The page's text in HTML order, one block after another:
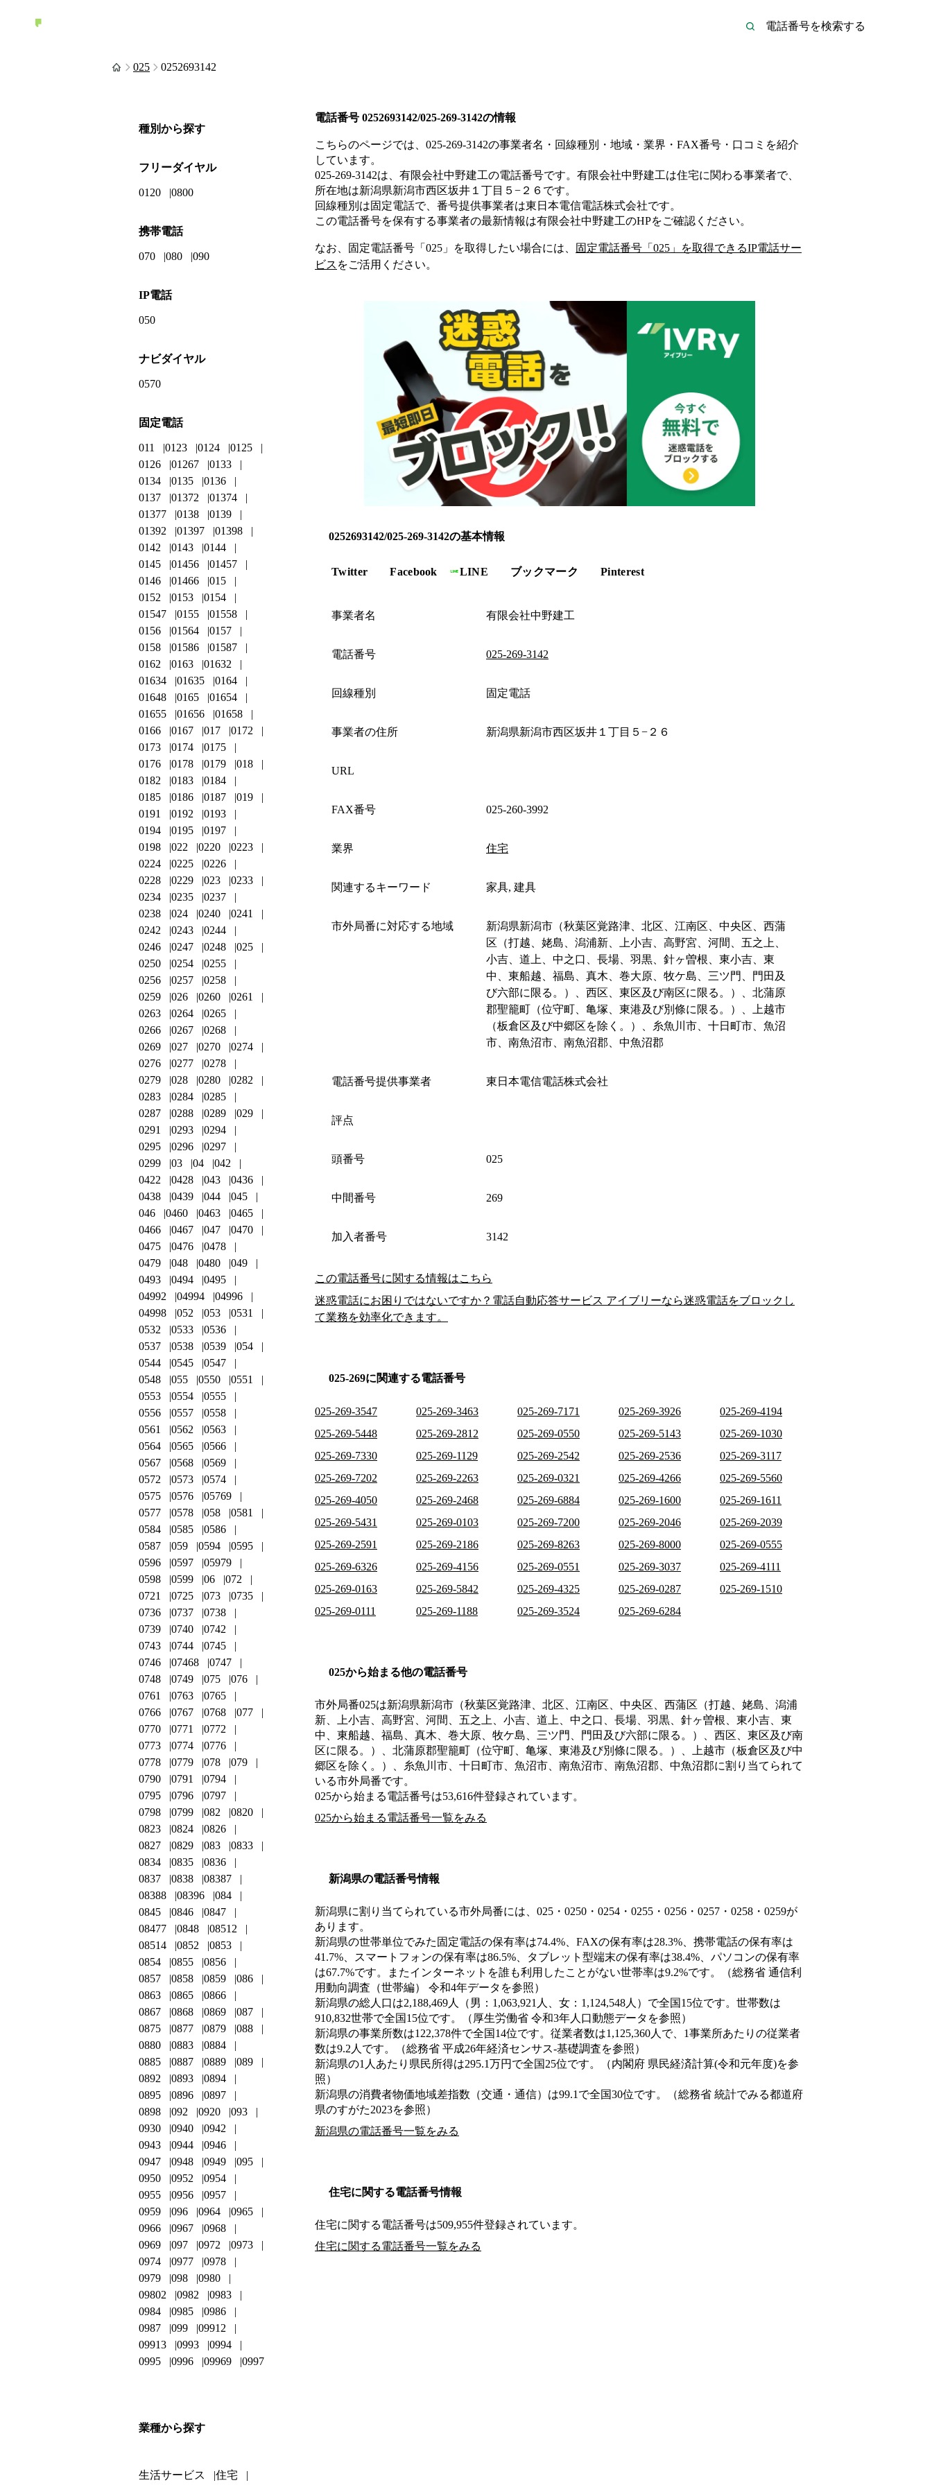
025 0252693142
電話番号 0252693142/025-269-3142の情報
こちらのページでは、 025-269-3142の事業者名・回線種別・地域・業界・FAX番号・口コミを紹介
しています。
025-269-3142は、 有限会社中野建工の電話番号です。 有限会社中野建工は住宅に関わる事業者で、
所在地は新潟県新潟市西区坂井１丁目５−２６ です。
回線種別は固定電話で、番号提供事業者は東日本電信電話株式会社です。
この電話番号を保有する事業者の最新情報は有限会社中野建工のHPをご確認ください。
なお、固定電話番号「 025 」を取得したい場合には、 固定電話番号「 025 」を取得できるIP電話サー
ビス をご活用ください。
0252693142/025-269-3142の基本情報
Twitter Facebook LINE ブックマーク Pinterest
事業者名 有限会社中野建工
電話番号 025-269-3142
回線種別 固定電話
事業者の住所 新潟県新潟市西区坂井１丁目５−２６
URL
FAX番号 025-260-3992
業界 住宅
関連するキーワード 家具, 建具
市外局番に対応する地域
新潟県新潟市（秋葉区覚路津、北区、江南区、中央区、西蒲
区（打越、姥島、潟浦新、上小吉、高野宮、河間、五之上、
小吉、道上、中之口、長場、羽黒、針ヶ曽根、東小吉、東
中、東船越、福島、真木、巻大原、牧ケ島、三ツ門、門田及
び六部に限る。）、西区、東区及び南区に限る。）、北蒲原
郡聖籠町（位守町、亀塚、東港及び別條に限る。）、上越市
（板倉区及び中郷区を除く。）、糸魚川市、十日町市、魚沼
市、南魚沼市、南魚沼郡、中魚沼郡
電話番号提供事業者 東日本電信電話株式会社
評点
頭番号 025
中間番号 269
加入者番号 3142
この電話番号に関する情報はこちら
迷惑電話にお困りではないですか？電話自動応答サービス アイブリーなら迷惑電話をブロックし
て業務を効率化できます。
025-269に関連する電話番号
025-269-3547 025-269-3463 025-269-7171 025-269-3926
025-269-4194
025-269-5448
025-269-2812 025-269-0550 025-269-5143
025-269-1030
025-269-7330
025-269-1129 025-269-2542 025-269-2536
025-269-3117
025-269-7202
025-269-2263 025-269-0321 025-269-4266
025-269-5560
025-269-4050
025-269-2468 025-269-6884 025-269-1600
025-269-1611
025-269-5431
025-269-0103 025-269-7200 025-269-2046
025-269-2039
025-269-2591
025-269-2186 025-269-8263 025-269-8000
025-269-0555
025-269-6326
025-269-4156 025-269-0551 025-269-3037
025-269-4111
025-269-0163
025-269-5842 025-269-4325 025-269-0287
025-269-1510
025-269-0111
025-269-1188 025-269-3524 025-269-6284
025から始まる他の電話番号
市外局番025は新潟県新潟市（秋葉区覚路津、北区、江南区、中央区、西蒲区（打越、姥島、潟浦
新、上小吉、高野宮、河間、五之上、小吉、道上、中之口、長場、羽黒、針ヶ曽根、東小吉、東
中、東船越、福島、真木、巻大原、牧ケ島、三ツ門、門田及び六部に限る。）、西区、東区及び南
区に限る。）、北蒲原郡聖籠町（位守町、亀塚、東港及び別條に限る。）、上越市（板倉区及び中
郷区を除く。）、糸魚川市、十日町市、魚沼市、南魚沼市、南魚沼郡、中魚沼郡に割り当てられて
いる市外局番です。
025から始まる電話番号は53,616件登録されています。
025から始まる電話番号一覧をみる
新潟県の電話番号情報
新潟県に割り当てられている市外局番には、025・0250・0254・0255・0256・0257・0258・0259が
あります。
新潟県の世帯単位でみた固定電話の保有率は74.4%、FAXの保有率は28.3%、携帯電話の保有率は
41.7%、スマートフォンの保有率は86.5%、タブレット型端末の保有率は38.4%、パソコンの保有率
は67.7%です。またインターネットを誰も利用したことがない世帯率は9.2%です。（総務省 通信利
用動向調査（世帯編） 令和4年データを参照）
新潟県の総人口は2,188,469人（男：1,063,921人、女：1,124,548人）で全国15位です。世帯数は
910,832世帯で全国15位です。（厚生労働省 令和3年人口動態データを参照）
新潟県の事業所数は122,378件で全国14位です。従業者数は1,125,360人で、1事業所あたりの従業者
数は9.2人です。（総務省 平成26年経済センサス‐基礎調査を参照）
新潟県の1人あたり県民所得は295.1万円で全国25位です。（内閣府 県民経済計算(令和元年度)を参
照）
新潟県の消費者物価地域差指数（交通・通信）は99.1で全国30位です。（総務省 統計でみる都道府
県のすがた2023を参照）
新潟県の電話番号一覧をみる
住宅に関する電話番号情報
住宅に関する電話番号は509,955件登録されています。
住宅に関する電話番号一覧をみる
種別から探す
フリーダイヤル
0120 0800
携帯電話
070 080 090
IP電話
050
ナビダイヤル
0570
固定電話
011 0123 0124
0125
0126
01267
0133
0134
0135
0136
0137
01372
01374
01377
0138
0139
01392
01397
01398
0142
0143
0144
0145
01456
01457
0146
01466
015
0152
0153
0154
01547
0155
01558
0156
01564
0157
0158
01586
01587
0162
0163
01632
01634
01635
0164
01648
0165
01654
01655
01656
01658
0166
0167 017
0172
0173
0174
0175
0176
0178 0179
018
0182
0183
0184
0185
0186 0187
019
0191
0192
0193
0194
0195
0197
0198
022 0220
0223
0224
0225
0226
0228
0229 023
0233
0234
0235
0237
0238
024 0240
0241
0242
0243
0244
0246
0247 0248
025
0250
0254
0255
0256
0257
0258
0259
026 0260
0261
0263
0264
0265
0266
0267
0268
0269
027 0270
0274
0276
0277
0278
0279
028 0280
0282
0283
0284
0285
0287
0288 0289
029
0291
0293
0294
0295
0296
0297
0299
03 04
042
0422
0428 043
0436
0438
0439 044
045
046
0460 0463
0465
0466
0467 047
0470
0475
0476
0478
0479
048 0480
049
0493
0494
0495
04992
04994
04996
04998
052 053
0531
0532
0533
0536
0537
0538 0539
054
0544
0545
0547
0548
055 0550
0551
0553
0554
0555
0556
0557
0558
0561
0562
0563
0564
0565
0566
0567
0568
0569
0572
0573
0574
0575
0576
05769
0577
0578 058
0581
0584
0585
0586
0587
059 0594
0595
0596
0597
05979
0598
0599 06
072
0721
0725 073
0735
0736
0737
0738
0739
0740
0742
0743
0744
0745
0746
07468
0747
0748
0749 075
076
0761
0763
0765
0766
0767 0768
077
0770
0771
0772
0773
0774
0776
0778
0779 078
079
0790
0791
0794
0795
0796
0797
0798
0799 082
0820
0823
0824
0826
0827
0829 083
0833
0834
0835
0836
0837
0838
08387
08388
08396
084
0845
0846
0847
08477
0848
08512
08514
0852
0853
0854
0855
0856
0857
0858 0859
086
0863
0865
0866
0867
0868 0869
087
0875
0877 0879
088
0880
0883
0884
0885
0887 0889
089
0892
0893
0894
0895
0896
0897
0898
092 0920
093
0930
0940
0942
0943
0944
0946
0947
0948 0949
095
0950
0952
0954
0955
0956
0957
0959
096 0964
0965
0966
0967
0968
0969
097 0972
0973
0974
0977
0978
0979
098
0980
09802
0982
0983
0984
0985
0986
0987
099
09912
09913
0993
0994
0995
0996 09969 0997
業種から探す
生活サービス 住宅